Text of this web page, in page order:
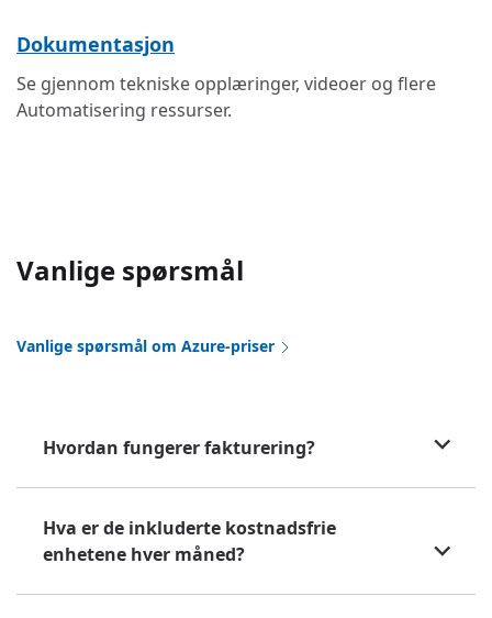
Dokumentasjon
Se gjennom tekniske opplæringer, videoer og flere
Automatisering ressurser.
Vanlige spørsmål
Vanlige spørsmål om Azure-priser
Hvordan fungerer fakturering?
Hva er de inkluderte kostnadsfrie
enhetene hver måned?